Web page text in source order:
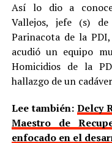
Así lo dio a
Vallejos, jefe (s)
Parinacota de la
acudió un equipo
Homicidios de la
hallazgo de un
Lee también:Delcy
Maestro de
enfocado en el